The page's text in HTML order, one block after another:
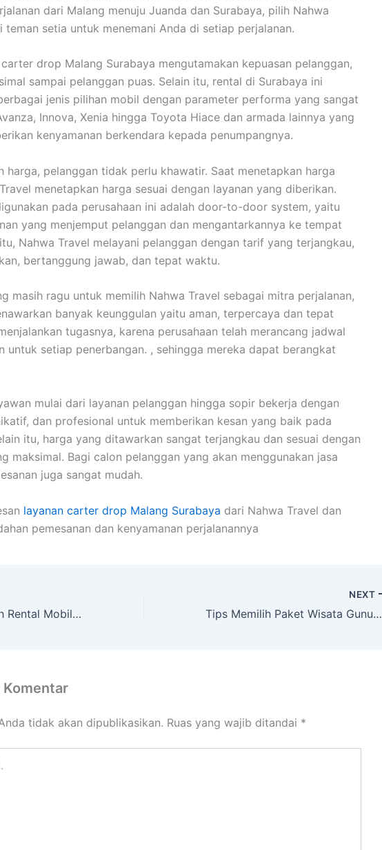
dari Malang menuju Juanda dan Surabaya, pilih Nahwa
teman setia untuk menemani Anda di setiap perjalanan.
drop Malang Surabaya mengutamakan kepuasan pelanggan,
sampai pelanggan puas. Selain itu, rental di Surabaya ini
jenis pilihan mobil dengan parameter performa yang sangat
Innova, Xenia hingga Toyota Hiace dan armada lainnya yang
kenyamanan berkendara kepada penumpangnya.
harga, pelanggan tidak perlu khawatir. Saat menetapkan harga
menetapkan harga sesuai dengan layanan yang diberikan.
pada perusahaan ini adalah door-to-door system, yaitu
yang menjemput pelanggan dan mengantarkannya ke tempat
Nahwa Travel melayani pelanggan dengan tarif yang terjangkau,
bertanggung jawab, dan tepat waktu.
masih ragu untuk memilih Nahwa Travel sebagai mitra perjalanan,
banyak keunggulan yaitu aman, terpercaya dan tepat
tugasnya, karena perusahaan telah merancang jadwal
untuk setiap penerbangan. , sehingga mereka dapat berangkat
mulai dari layanan pelanggan hingga sopir bekerja dengan
dan profesional untuk memberikan kesan yang baik pada
itu, harga yang ditawarkan sangat terjangkau dan sesuai dengan
maksimal. Bagi calon pelanggan yang akan menggunakan jasa
juga sangat mudah.
layanan carter drop Malang Surabaya dari Nahwa Travel dan
pemesanan dan kenyamanan perjalanannya
Begini Cara Memilih Rental Mobil Di Bali
NEXT
Tips Memilih Paket Wisata Gunung Bromo
tidak akan dipublikasikan. Ruas yang wajib ditandai *